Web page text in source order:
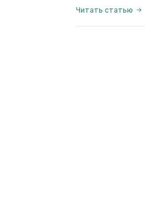
Читать статью